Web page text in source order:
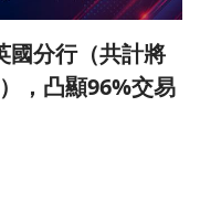
分行（共計將
，凸顯96%交易